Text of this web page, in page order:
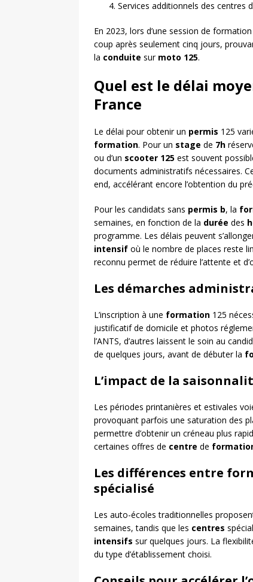
Services additionnels des centres
En 2023, lors d’une session de formation
coup après seulement cinq jours,
la conduite sur moto 125.
Quel est le délai
France
Le délai pour obtenir un permis 125
formation. Pour un stage de 7h
ou d’un scooter 125 est souvent
documents administratifs nécessaires.
end, accélérant encore l’obtention du
Pour les candidats sans permis b, la
semaines, en fonction de la durée des
programme. Les délais peuvent
intensif où le nombre de places reste
reconnu permet de réduire l’attente et
Les démarches
L’inscription à une formation 125
justificatif de domicile et photos
l’ANTS, d’autres laissent le soin au
de quelques jours, avant de débuter la
L’impact de la
Les périodes printanières et estivales
provoquant parfois une saturation des
permettre d’obtenir un créneau plus
certaines offres de centre de
Les différences entre
spécialisé
Les auto-écoles traditionnelles
semaines, tandis que les centres
intensifs sur quelques jours. La
du type d’établissement choisi.